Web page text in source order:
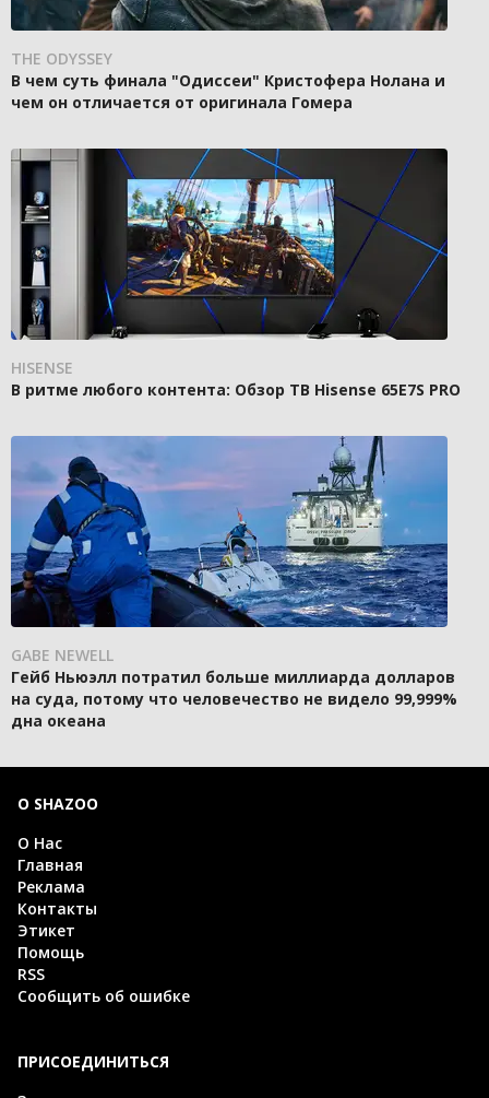
THE ODYSSEY
В чем суть финала "Одиссеи" Кристофера Нолана и
чем он отличается от оригинала Гомера
HISENSE
В ритме любого контента: Обзор ТВ Hisense 65E7S PRO
GABE NEWELL
Гейб Ньюэлл потратил больше миллиарда долларов
на суда, потому что человечество не видело 99,999%
дна океана
О SHAZOO
О Нас
Главная
Реклама
Контакты
Этикет
Помощь
RSS
Сообщить об ошибке
ПРИСОЕДИНИТЬСЯ